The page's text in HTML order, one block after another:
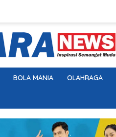
BOLA MANIA OLAHRAGA